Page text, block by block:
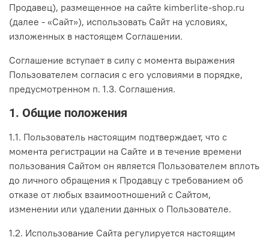
Продавец), размещенное на сайте kimberlite-shop.ru
(далее - «Сайт»), использовать Сайт на условиях,
изложенных в настоящем Соглашении.
Соглашение вступает в силу с момента выражения
Пользователем согласия с его условиями в порядке,
предусмотренном п. 1.3. Соглашения.
1. Общие положения
1.1. Пользователь настоящим подтверждает, что с
момента регистрации на Сайте и в течение времени
пользования Сайтом он является Пользователем вплоть
до личного обращения к Продавцу с требованием об
отказе от любых взаимоотношений с Сайтом,
изменении или удалении данных о Пользователе.
1.2. Использование Сайта регулируется настоящим